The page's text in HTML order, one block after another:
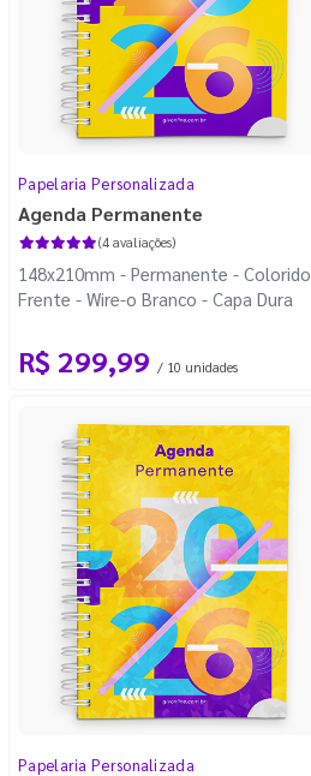
Papelaria Personalizada
Agenda Permanente
(4 avaliações)
148x210mm - Permanente - Colorido
Frente - Wire-o Branco - Capa Dura
R$ 299,99 / 10 unidades
Papelaria Personalizada